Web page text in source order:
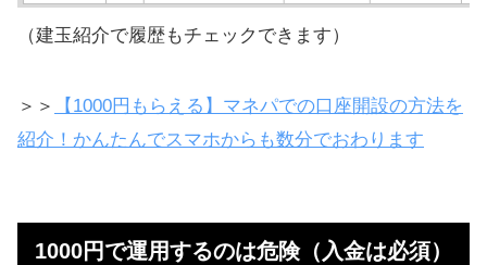
（建玉紹介で履歴もチェックできます）
＞＞
【1000円もらえる】マネパでの口座開設の方法を
紹介！かんたんでスマホからも数分でおわります
1000円で運用するのは危険（入金は必須）